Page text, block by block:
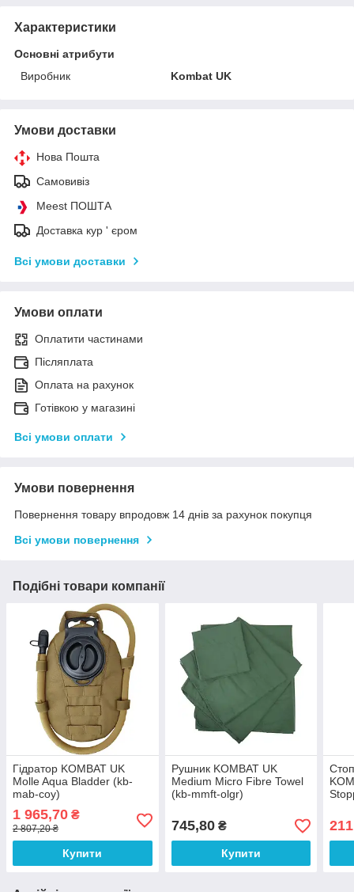
Характеристики
Основні атрибути
Виробник
Kombat UK
Умови доставки
Нова Пошта
Самовивіз
Meest ПОШТА
Доставка кур ' єром
Всі умови доставки
Умови оплати
Оплатити частинами
Післяплата
Оплата на рахунок
Готівкою у магазині
Всі умови оплати
Умови повернення
Повернення товару впродовж 14 днів за рахунок покупця
Всі умови повернення
Подібні товари компанії
Гідратор KOMBAT UK
Molle Aqua Bladder (kb-
mab-coy)
1 965,70 ₴
2 807,20 ₴
Купити
Рушник KOMBAT UK
Medium Micro Fibre Towel
(kb-mmft-olgr)
745,80₴
Купити